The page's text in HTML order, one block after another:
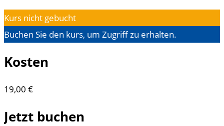
Kurs nicht gebucht
Buchen Sie den kurs, um Zugriff zu erhalten.
Kosten
19,00 €
Jetzt buchen